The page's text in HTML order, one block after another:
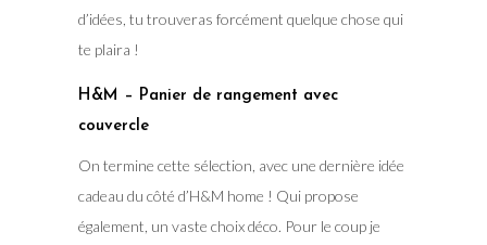
d’idées, tu trouveras forcément quelque chose qui
te plaira !
H&M – Panier de rangement avec
couvercle
On termine cette sélection, avec une dernière idée
cadeau du côté d’H&M home ! Qui propose
également, un vaste choix déco. Pour le coup je